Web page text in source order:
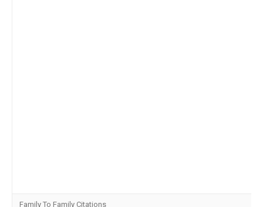
Family To Family Citations